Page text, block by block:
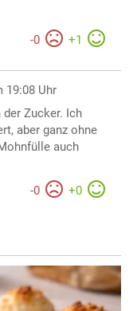
-0 +1
19:08 Uhr
Zucker. Ich
aber ganz ohne
auch
-0 +0